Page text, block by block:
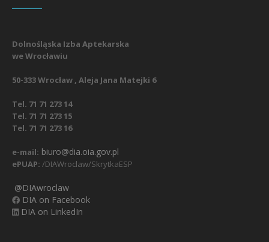
Dolnośląska Izba Aptekarska
we Wrocławiu
50-333 Wrocław , Aleja Jana Matejki 6
Tel. 71 71 273 14
Tel. 71 71 273 15
Tel. 71 71 273 16
e-mail: biuro@dia.oia.gov.pl
ePUAP: /DIAWroclaw/SkrytkaESP
@DIAwroclaw
DIA on Facebook
DIA on LinkedIn